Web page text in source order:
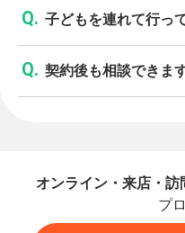
子どもを連れて行っ
契約後も相談できま
オンライン・来店・訪
プ